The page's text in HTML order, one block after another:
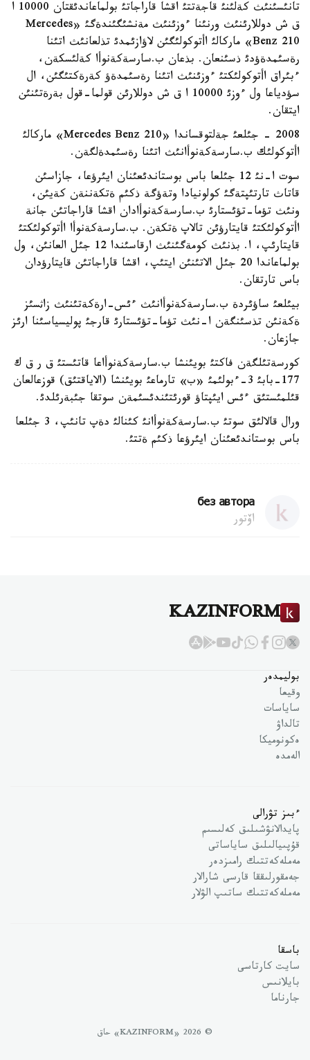
تانئسئنئث كةلئنئ قاجةتتئ اقشا قاراجاتئ بولماعاندئقتان 10000 ا
ق ش دوللارئنئث ورنئنا ءوزئنئث مةنشئگئندةگئ «Mercedes
Benz 210» ماركالئ اأتوكولئگئن لاؤازئمدئ تذلعانئث اتئنا
رةسئمدةؤدئ ذسئنعان. بذعان ب.سارسةكةنوأا كةلئسكةن،
ءبئراق اأتوكولئكتئ ءوزئنئث اتئنا رةسئمدةؤ كةرةكتئگئن، ال
سؤدياعا ول ءوزئ 10000 ا ق ش دوللارئن قولما-قول بةرةتئنئن
ايتقان.
2008 - جئلعئ جةلتوقساندا «Mercedes Benz 210» ماركالئ
اأتوكولئك ب.سارسةكةنوأانئث اتئنا رةسئمدةلگةن.
سوت ا-نئ 12 جئلعا باس بوستاندئعئنان ايئرؤعا، جازاسئن
قاتاث تارتئپتةگئ كولونيادا وتةؤگة ذكئم ةتكةننةن كةيئن،
ونئث تؤما-تؤئستارئ ب.سارسةكةنوأادان اقشا قاراجاتئن جانة
اأتوكولئكتئ قايتارؤئن تالاپ ةتكةن. ب.سارسةكةنوأا اأتوكولئكتئ
قايتارئپ، ا. بذنئث كومةگئنئث ارقاسئندا 12 جئل العانئن، ول
بولماعاندا 20 جئل الاتئنئن ايتئپ، اقشا قاراجاتئن قايتارؤدان
باس تارتقان.
بيئلعئ ساؤئردة ب.سارسةكةنوأانئث ءئس-ارةكةتئنئث زاثسئز
ةكةنئن تذسئنگةن ا-نئث تؤما-تؤئستارئ قارجئ پوليسياسئنا ارئز
جازعان.
كورسةتئلگةن فاكتئ بويئنشا ب.سارسةكةنوأاعا قاتئستئ ق ر ق ك
177-بابئ 3-ءبولئمئ «ب» تارماعئ بويئنشا (الاياقتئق) قوزعالعان
قئلمئستئق ءئس ايئپتاؤ قورئتئندئسئمةن سوتقا جئبةرئلدئ.
ورال قالالئق سوتئ ب.سارسةكةنوأانئ كئنالئ دةپ تانئپ، 3 جئلعا
باس بوستاندئعئنان ايئرؤعا ذكئم ةتتئ.
без автора
اۆتور
KAZINFORM
بوليمدەر
وقيعا
ساياسات
تالداۋ
ەكونوميكا
الەمدە
ءبىز تۋرالى
پايدالانۋشىلىق كەلىسىم
قۇپىيالىلىق ساياساتى
مەملەكەتتىك رامىزدەر
جەمقورلىققا قارسى شارالار
مەملەكەتتىك ساتىپ الۋلار
باسقا
سايت كارتاسى
بايلانىس
جارناما
© 2026 «KAZINFORM» حاق